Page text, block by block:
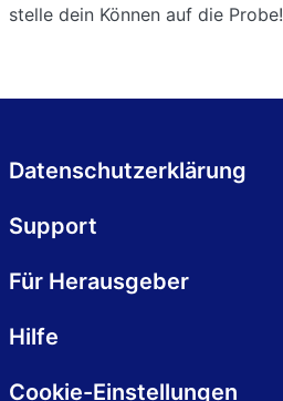
stelle dein Können auf die Probe!
Datenschutzerklärung
Support
Für Herausgeber
Hilfe
Cookie-Einstellungen